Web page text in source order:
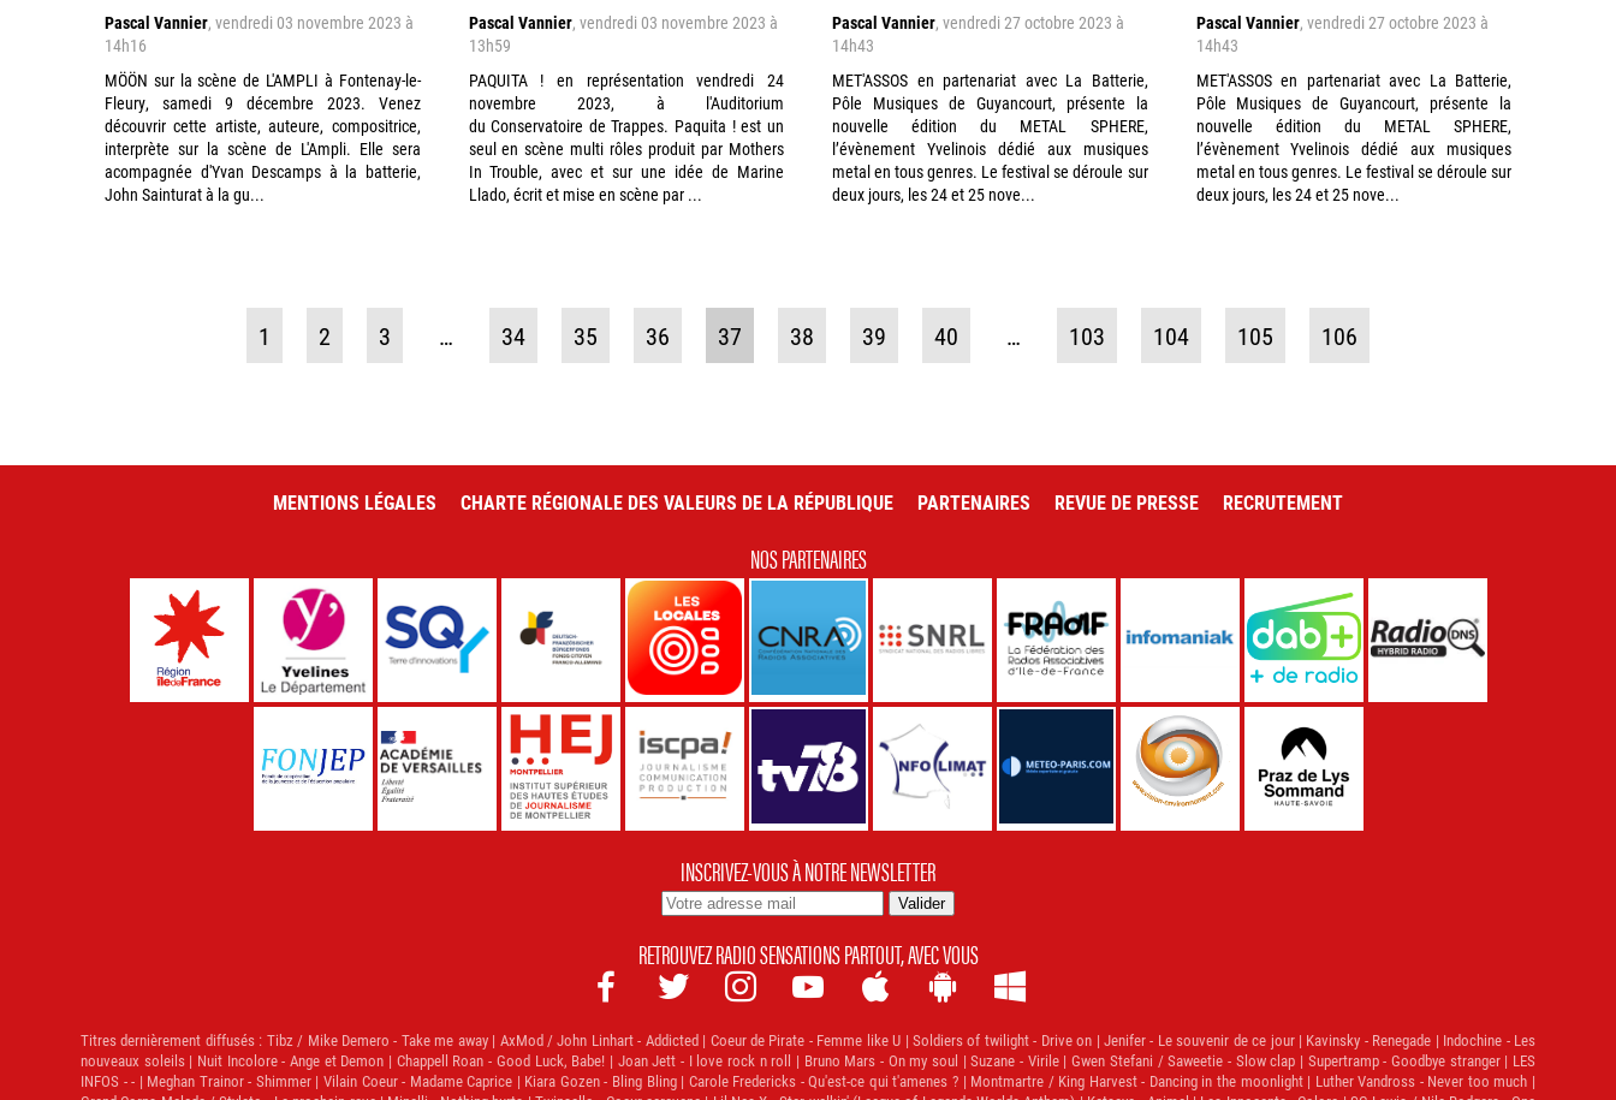
Pascal Vannier, vendredi 03 novembre 2023 à
14h16
MÖÖN sur la scène de L'AMPLI à Fontenay-le-
Fleury, samedi 9 décembre 2023. Venez
découvrir cette artiste, auteure, compositrice,
interprète sur la scène de L'Ampli. Elle sera
acompagnée d'Yvan Descamps à la batterie,
John Sainturat à la gu...
Pascal Vannier, vendredi 03 novembre 2023 à
13h59
PAQUITA ! en représentation vendredi 24
novembre 2023, à l'Auditorium
du Conservatoire de Trappes. Paquita ! est un
seul en scène multi rôles produit par Mothers
In Trouble, avec et sur une idée de Marine
Llado, écrit et mise en scène par ...
Pascal Vannier, vendredi 27 octobre 2023 à
14h43
MET'ASSOS en partenariat avec La Batterie,
Pôle Musiques de Guyancourt, présente la
nouvelle édition du METAL SPHERE,
l’évènement Yvelinois dédié aux musiques
metal en tous genres. Le festival se déroule sur
deux jours, les 24 et 25 nove...
Pascal Vannier, vendredi 27 octobre 2023 à
14h43
MET'ASSOS en partenariat avec La Batterie,
Pôle Musiques de Guyancourt, présente la
nouvelle édition du METAL SPHERE,
l’évènement Yvelinois dédié aux musiques
metal en tous genres. Le festival se déroule sur
deux jours, les 24 et 25 nove...
1 2 3 … 34 35 36 37 38 39 40 … 103 104 105 106
MENTIONS LÉGALES CHARTE RÉGIONALE DES VALEURS DE LA RÉPUBLIQUE PARTENAIRES REVUE DE PRESSE RECRUTEMENT
NOS PARTENAIRES
INSCRIVEZ-VOUS À NOTRE NEWSLETTER
RETROUVEZ RADIO SENSATIONS PARTOUT, AVEC VOUS
      
Titres dernièrement diffusés : Tibz / Mike Demero - Take me away | AxMod / John Linhart - Addicted | Coeur de Pirate - Femme like U | Soldiers of twilight - Drive on | Jenifer - Le souvenir de ce jour | Kavinsky - Renegade | Indochine - Les
nouveaux soleils | Nuit Incolore - Ange et Demon | Chappell Roan - Good Luck, Babe! | Joan Jett - I love rock n roll | Bruno Mars - On my soul | Suzane - Virile | Gwen Stefani / Saweetie - Slow clap | Supertramp - Goodbye stranger | LES
INFOS - - | Meghan Trainor - Shimmer | Vilain Coeur - Madame Caprice | Kiara Gozen - Bling Bling | Carole Fredericks - Qu'est-ce qui t'amenes ? | Montmartre / King Harvest - Dancing in the moonlight | Luther Vandross - Never too much |